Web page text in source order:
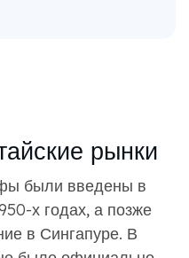
рынки
были введены в
х годах, а позже
в Сингапуре. В